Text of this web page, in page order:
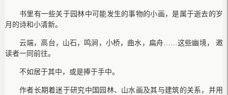
书里有一些关于园林中可能发生的事物的小画，是属于逝去的岁
月的诗和小清新。
云端，高台，山石，鸣涧，小桥，曲水，扁舟……这些幽境， 邀
读者一同前往。
不如居于其中，或是捧于手中。
作者长期着迷于研究中国园林、山水画及其与建筑的关系，并用